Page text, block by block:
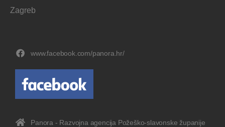
Zagreb
www.facebook.com/panora.hr/
Panora - Razvojna agencija Požeško-slavonske županije